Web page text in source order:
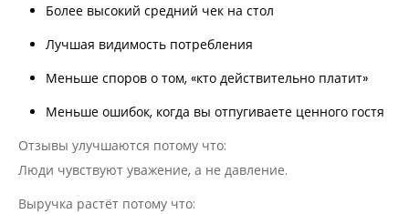
Более высокий средний чек на стол
Лучшая видимость потребления
Меньше споров о том, «кто действительно платит»
Меньше ошибок, когда вы отпугиваете ценного гостя
Отзывы улучшаются потому что:
Люди чувствуют уважение, а не давление.
Выручка растёт потому что: